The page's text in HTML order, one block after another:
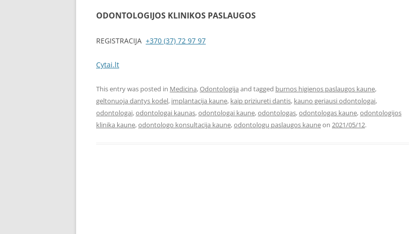
ODONTOLOGIJOS KLINIKOS PASLAUGOS
REGISTRACIJA +370 (37) 72 97 97
Cytai.lt
This entry was posted in Medicina,Odontologija and tagged burnos higienos paslaugos kaune,
geltonuoja dantys kodel, implantacija kaune, kaip priziureti dantis, kauno geriausi odontologai,
odontologai,odontologai kaunas,odontologai kaune,odontologas,odontologas kaune,odontologijos
klinika kaune,odontologo konsultacija kaune,odontologų paslaugos kauneon 2021/05/12.